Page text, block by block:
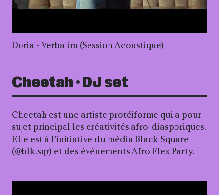
Doria - Verbatim (Session Acoustique)
Cheetah · DJ set
Cheetah est une artiste protéiforme qui a pour
sujet principal les créativités afro-diasporiques.
Elle est à l’initiative du média Black Square
(@blk.sqr) et des événements Afro Flex Party.